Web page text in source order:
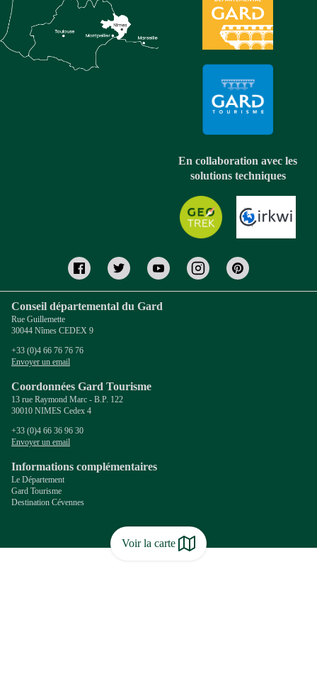
Voir la carte
En collaboration avec les
solutions techniques
Conseil départemental du Gard
Rue Guillemette
30044 Nîmes CEDEX 9
+33 (0)4 66 76 76 76
Envoyer un email
Coordonnées Gard Tourisme
13 rue Raymond Marc - B.P. 122
30010 NIMES Cedex 4
+33 (0)4 66 36 96 30
Envoyer un email
Informations complémentaires
Le Département
Gard Tourisme
Destination Cévennes